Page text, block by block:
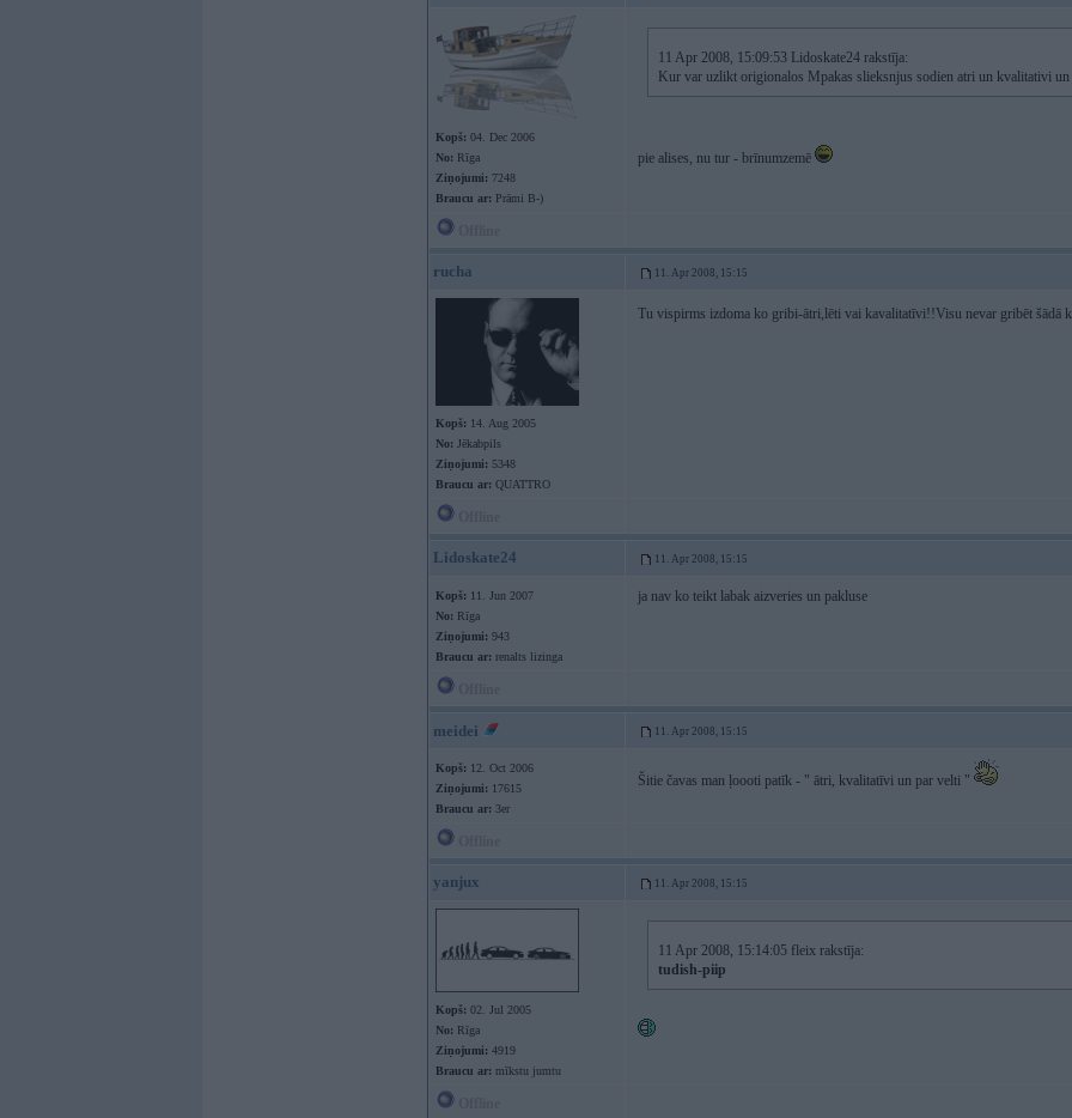
Kopš: 04. Dec 2006
No: Rīga
Ziņojumi: 7248
Braucu ar: Prāmi B-)
11 Apr 2008, 15:09:53 Lidoskate24 rakstīja:
Kur var uzlikt origionalos Mpakas slieksnjus sodien atri un kvalitativi
pie alises, nu tur - brīnumzemē
rucha 11. Apr 2008, 15:15
Kopš: 14. Aug 2005
No: Jēkabpils
Ziņojumi: 5348
Braucu ar: QUATTRO
Tu vispirms izdoma ko gribi-ātri,lēti vai kavalitatīvi!!Visu nevar gribēt šādā
Lidoskate24 11. Apr 2008, 15:15
Kopš: 11. Jun 2007
No: Rīga
Ziņojumi: 943
Braucu ar: renalts lizinga
ja nav ko teikt labak aizveries un pakluse
meidei 11. Apr 2008, 15:15
Kopš: 12. Oct 2006
Ziņojumi: 17615
Braucu ar: 3er
Šitie čavas man ļoooti patīk - " ātri, kvalitatīvi un par velti "
yanjux 11. Apr 2008, 15:15
Kopš: 02. Jul 2005
No: Rīga
Ziņojumi: 4919
Braucu ar: mīkstu jumtu
11 Apr 2008, 15:14:05 fleix rakstīja:
tudish-piip